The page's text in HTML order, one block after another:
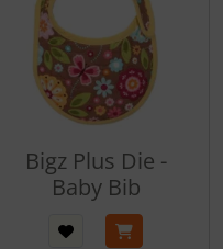
Bigz Plus Die -
Baby Bib